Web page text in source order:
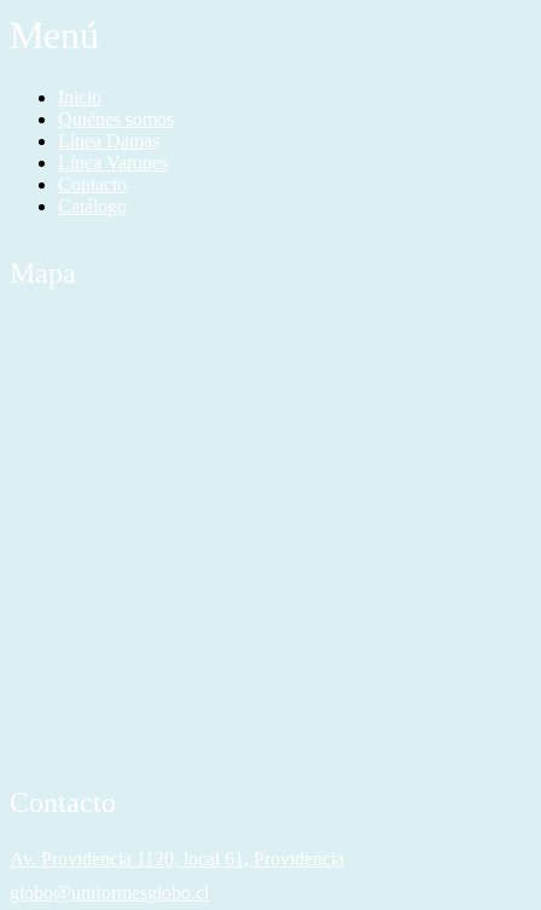
Menú
Inicio
Quiénes somos
Línea Damas
Línea Varones
Contacto
Catálogo
Mapa
Contacto
Av. Providencia 1120, local 61, Providencia
globo@uniformesglobo.cl